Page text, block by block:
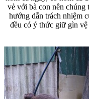
vẻ với bà con nên
hướng dẫn trách nhiệm
đều có ý thức giữ gìn